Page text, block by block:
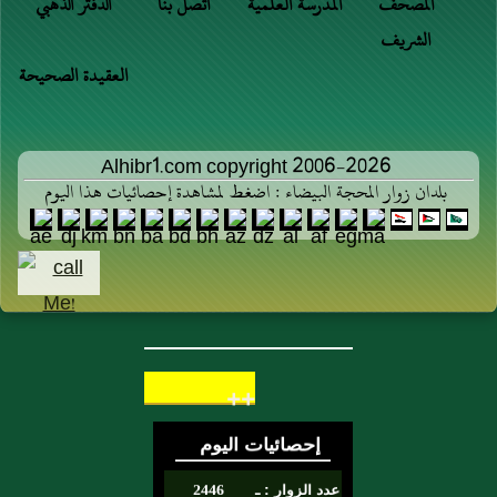
الشريف
العقيدة الصحيحة
Alhibr1.com copyright 2006-2026
بلدان زوار المحجة البيضاء : اضغط لمشاهدة إحصائيات هذا اليوم
++